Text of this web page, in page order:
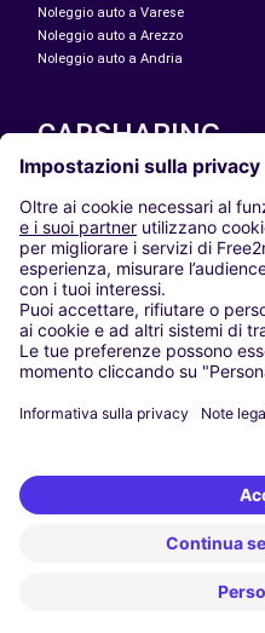
Noleggio auto a Varese
Noleggio auto a Arezzo
Noleggio auto a Andria
CARSHARING
LE NOSTRE CITTÀ
Paris
Madrid
Washington DC
Milano
Roma
Torino
Vienna
Berlino
Düsseldorf